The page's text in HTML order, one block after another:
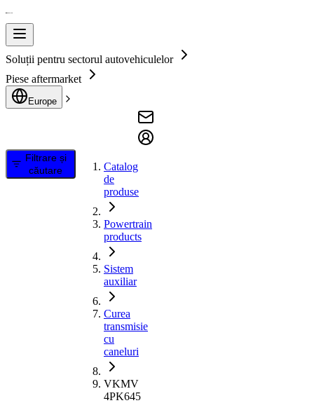
Soluții pentru sectorul autovehiculelor
Piese aftermarket
Europe
Filtrare și
căutare
Catalog
de
produse
Powertrain
products
Sistem
auxiliar
Curea
transmisie
cu
caneluri
VKMV
4PK645